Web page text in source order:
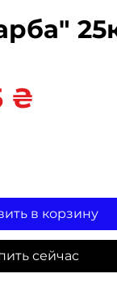
₴
в корзину
сейчас